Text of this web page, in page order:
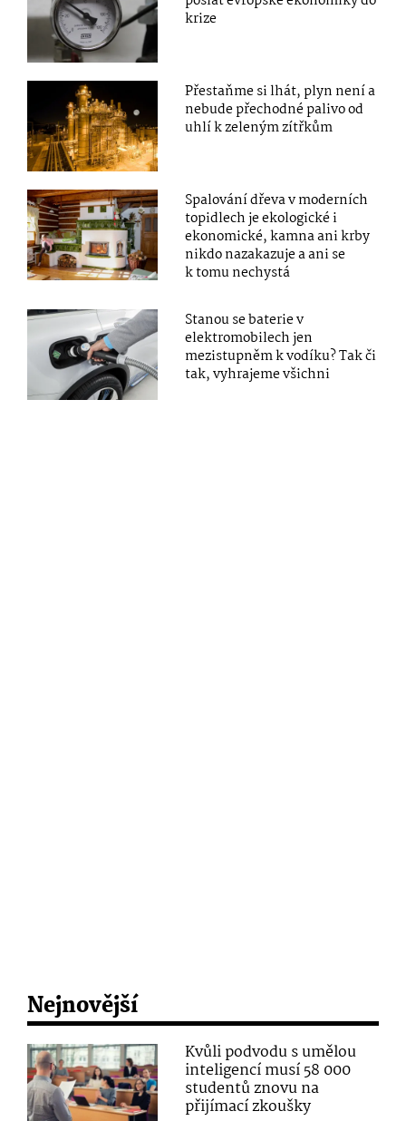
krize
Přestaňme si lhát, plyn není a
nebude přechodné palivo od
uhlí k zeleným zítřkům
Spalování dřeva v moderních
topidlech je ekologické i
ekonomické, kamna ani krby
nikdo nazakazuje a ani se
k tomu nechystá
Stanou se baterie v
elektromobilech jen
mezistupněm k vodíku? Tak či
tak, vyhrajeme všichni
Nejnovější
Kvůli podvodu s umělou
inteligencí musí 58 000
studentů znovu na
přijímací zkoušky